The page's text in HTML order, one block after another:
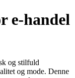
e-handel
og stilfuld
og mode. Denne